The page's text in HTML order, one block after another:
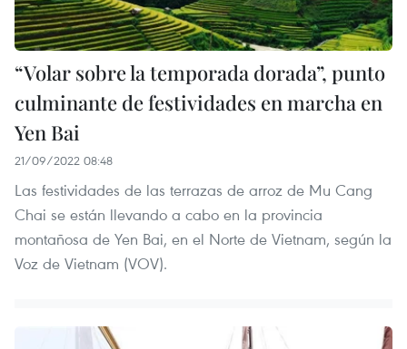
“Volar sobre la temporada dorada”, punto
culminante de festividades en marcha en
Yen Bai
21/09/2022 08:48
Las festividades de las terrazas de arroz de Mu Cang
Chai se están llevando a cabo en la provincia
montañosa de Yen Bai, en el Norte de Vietnam, según la
Voz de Vietnam (VOV).